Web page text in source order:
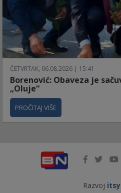
ČETVRTAK, 06.08.2026 | 15:41
Borenović: Obaveza je
„Oluje“
PROČITAJ VIŠE
Razvoj